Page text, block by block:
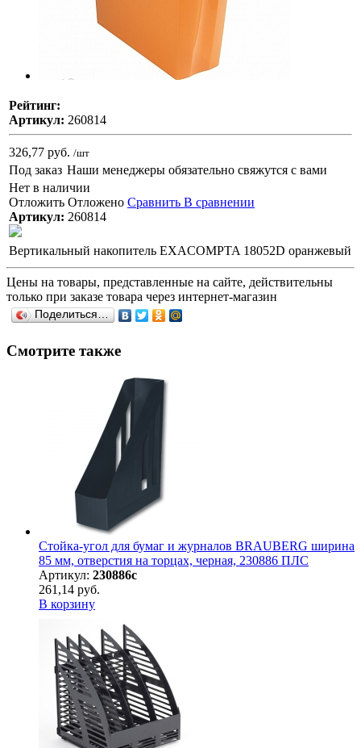
Рейтинг:
Артикул: 260814
326,77 руб. /шт
Под заказ Наши менеджеры обязательно свяжутся с вами
Нет в наличии
Отложить Отложено Сравнить В сравнении
Артикул: 260814
Вертикальный накопитель EXACOMPTA 18052D оранжевый
Цены на товары, представленные на сайте, действительны
только при заказе товара через интернет-магазин
Поделиться…
Смотрите также
Стойка-угол для бумаг и журналов BRAUBERG ширина
85 мм, отверстия на торцах, черная, 230886 ПЛС
Артикул: 230886с
261,14 руб.
В корзину